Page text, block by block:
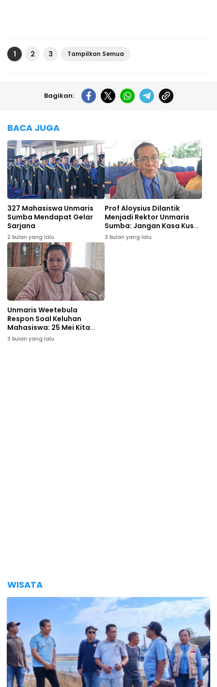
1 2 3 Tampilkan Semua
Bagikan:
BACA JUGA
327 Mahasiswa Unmaris
Sumba Mendapat Gelar
Sarjana
2 bulan yang lalu
Prof Aloysius Dilantik
Menjadi Rektor Unmaris
Sumba: Jangan Kasa Kusut
Dibelakang
3 bulan yang lalu
Unmaris Weetebula
Respon Soal Keluhan
Mahasiswa: 25 Mei Kita
Wisudakan
3 bulan yang lalu
WISATA